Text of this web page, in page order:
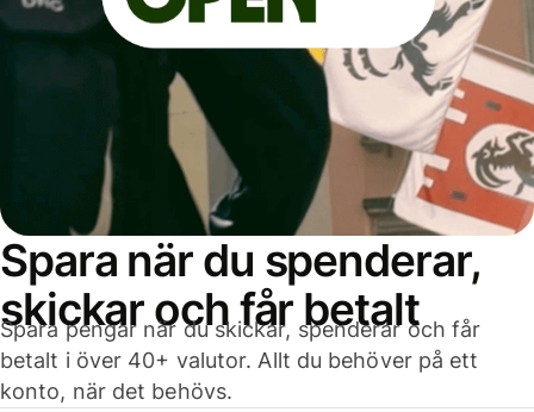
Spara när du spenderar,
skickar och får betalt
Spara pengar när du skickar, spenderar och får
betalt i över 40+ valutor. Allt du behöver på ett
konto, när det behövs.